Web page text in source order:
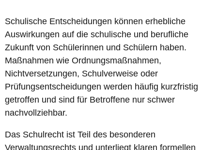
Schulische Entscheidungen können erhebliche
Auswirkungen auf die schulische und berufliche
Zukunft von Schülerinnen und Schülern haben.
Maßnahmen wie Ordnungsmaßnahmen,
Nichtversetzungen, Schulverweise oder
Prüfungsentscheidungen werden häufig kurzfristig
getroffen und sind für Betroffene nur schwer
nachvollziehbar.
Das Schulrecht ist Teil des besonderen
Verwaltungsrechts und unterliegt klaren formellen